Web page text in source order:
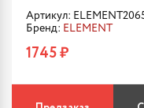
Артикул:
Бренд: ELEMENT
1745 ₽